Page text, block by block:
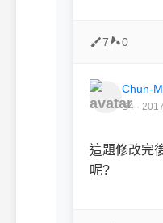
7 0
Chun-
B4 ·
這題修改完
呢?